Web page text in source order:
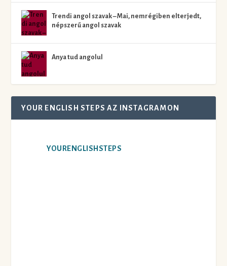
Trendi angol szavak – Mai, nemrégiben elterjedt,
népszerű angol szavak
Anya tud angolul
YOUR ENGLISH STEPS AZ INSTAGRAMON
YOURENGLISHSTEPS